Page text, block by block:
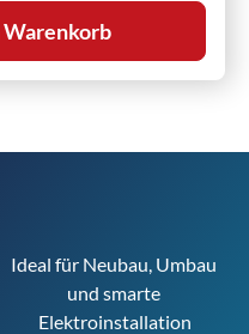
Warenkorb
Ideal für Neubau, Umbau
und smarte
Elektroinstallation